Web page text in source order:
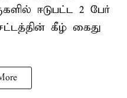
ஈடுபட்ட 2 பேர்
கீழ் கைது